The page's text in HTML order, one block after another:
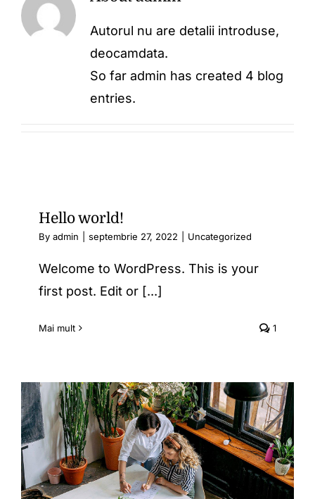
Oferta
Autorul nu are detalii introduse,
deocamdata.
So far admin has created 4 blog
entries.
Hello world!
By admin septembrie 27, 2022 Uncategorized
Welcome to WordPress. This is your
first post. Edit or [...]
Mai mult 1